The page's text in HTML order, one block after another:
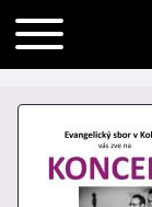
Main navigation
Toggle main menu